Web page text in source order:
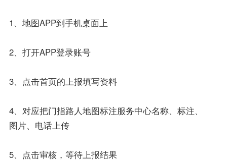
1、地图APP到手机桌面上
2、打开APP登录账号
3、点击首页的上报填写资料
4、对应把门指路人地图标注服务中心名称、标注、
图片、电话上传
5、点击审核，等待上报结果